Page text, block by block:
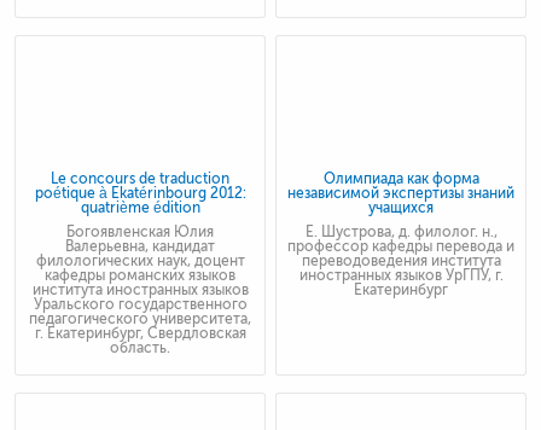
Le concours de traduction
poétique à Ekatérinbourg 2012:
quatrième édition
Богоявленская Юлия
Валерьевна, кандидат
филологических наук, доцент
кафедры романских языков
института иностранных языков
Уральского государственного
педагогического университета,
г. Екатеринбург, Свердловская
область.
Олимпиада как форма
независимой экспертизы знаний
учащихся
Е. Шустрова, д. филолог. н.,
профессор кафедры перевода и
переводоведения института
иностранных языков УрГПУ, г.
Екатеринбург